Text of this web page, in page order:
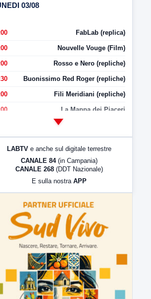
03/08
FabLab (replica)
Nouvelle Vouge (Film)
Rosso e Nero (repliche)
Buonissimo Red Roger (repliche)
Fili Meridiani (repliche)
La Mappa dei Piaceri
LabNews (Diretta)
LabNews (replica)
LABTV e anche sul digitale terrestre
CANALE 84 (in Campania)
CANALE 268 (DDT Nazionale)
E sulla nostra APP